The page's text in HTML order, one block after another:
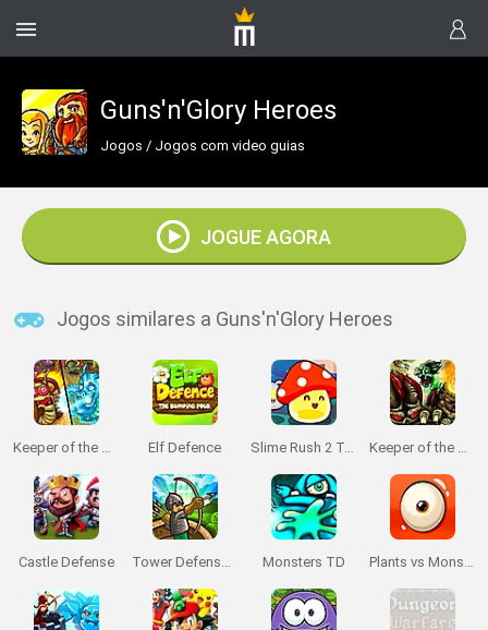
Guns'n'Glory Heroes
Jogos / Jogos com video guias
JOGUE AGORA
Jogos similares a Guns'n'Glory Heroes
Keeper of the Grove 3 Elf Defence Slime Rush 2 Tower Defense Keeper of the Grove 2
Castle Defense Tower Defense Online Monsters TD Plants vs Monsters